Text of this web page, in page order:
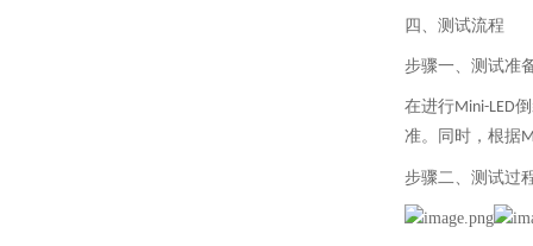
四、 测试流程
步骤一、 测试准
在进行Mini-LED
准。同时，根据
步骤二、 测试过